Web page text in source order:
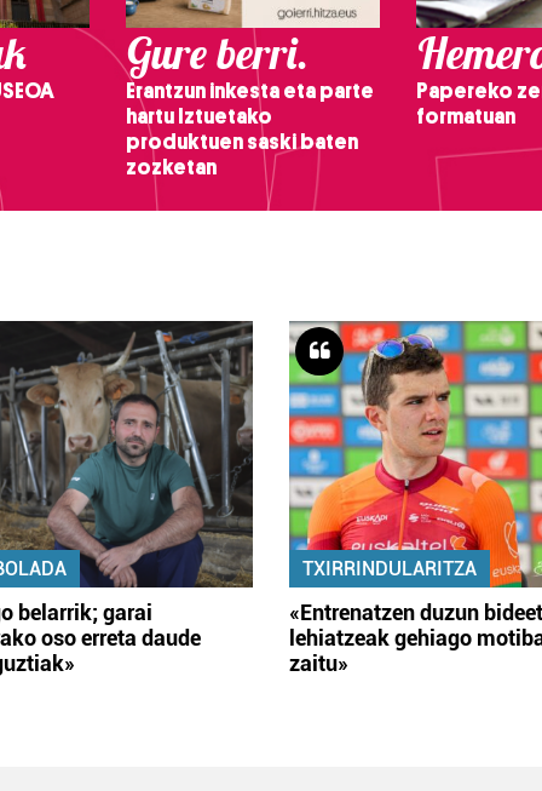
Gure berri.
Erantzun inkesta eta parte
hartu Iztuetako
produktuen saski baten
zozketan
Papereko
formatuan
belarrik; garai
oso erreta daude
TXIRRINDULARITZA
«Entrenatzen duzun
lehiatzeak gehiago
zaitu»